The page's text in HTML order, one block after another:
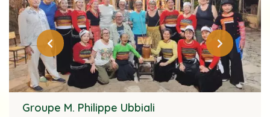
Groupe M. Philippe Ubbiali